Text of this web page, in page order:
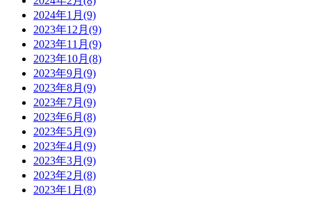
2024年1月(9)
2023年12月(9)
2023年11月(9)
2023年10月(8)
2023年9月(9)
2023年8月(9)
2023年7月(9)
2023年6月(8)
2023年5月(9)
2023年4月(9)
2023年3月(9)
2023年2月(8)
2023年1月(8)